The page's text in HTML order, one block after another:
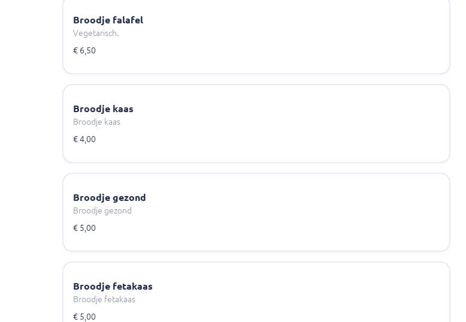
Broodje falafel
Vegetarisch.
€ 6,50
Broodje kaas
Broodje kaas
€ 4,00
Broodje gezond
Broodje gezond
€ 5,00
Broodje fetakaas
Broodje fetakaas
€ 5,00